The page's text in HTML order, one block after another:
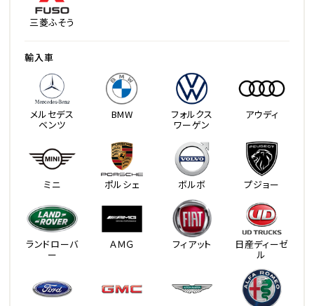
三菱ふそう
輸入車
メルセデス
ベンツ
BMW フォルクス
ワーゲン
アウディ
ミニ ポルシェ ボルボ プジョー
ランドローバ
ー
ＡＭＧ フィアット 日産ディーゼ
ル